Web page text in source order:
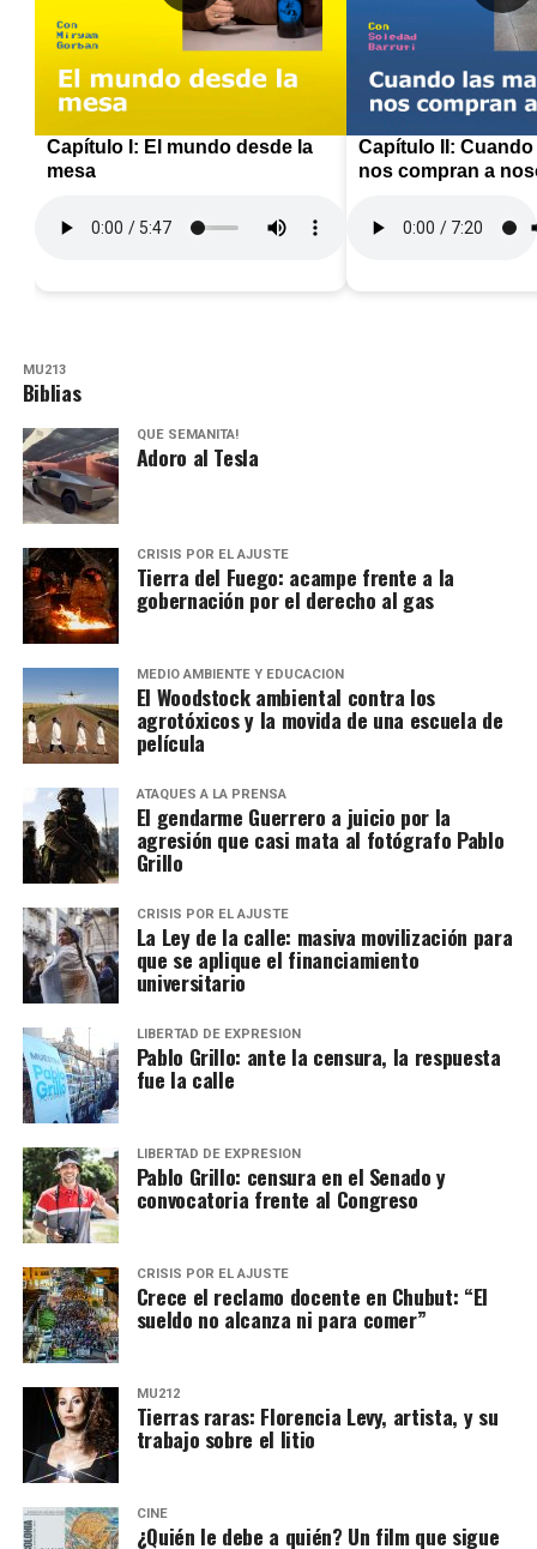
Capítulo I: El mundo desde la
mesa
Capítulo II:
nos compran a
MU213
Biblias
QUÉ SEMANITA!
Adoro al Tesla
CRISIS POR EL AJUSTE
Tierra del Fuego: acampe frente a la
gobernación por el derecho al gas
MEDIO AMBIENTE Y EDUCACIÓN
El Woodstock ambiental contra los
agrotóxicos y la movida de una escuela de
película
ATAQUES A LA PRENSA
El gendarme Guerrero a juicio por la
agresión que casi mata al fotógrafo Pablo
Grillo
CRISIS POR EL AJUSTE
La Ley de la calle: masiva movilización para
que se aplique el financiamiento
universitario
LIBERTAD DE EXPRESION
Pablo Grillo: ante la censura, la respuesta
fue la calle
LIBERTAD DE EXPRESION
Pablo Grillo: censura en el Senado y
convocatoria frente al Congreso
CRISIS POR EL AJUSTE
Crece el reclamo docente en Chubut: “El
sueldo no alcanza ni para comer”
MU212
Tierras raras: Florencia Levy, artista, y su
trabajo sobre el litio
CINE
¿Quién le debe a quién? Un film que sigue